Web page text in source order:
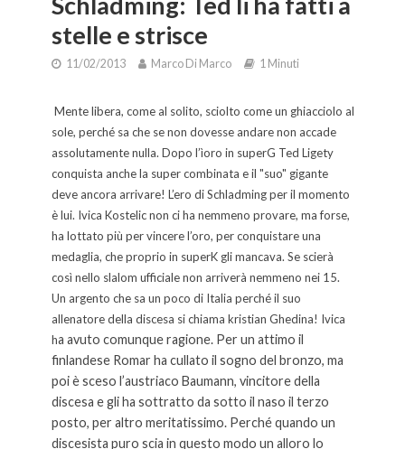
stelle e strisce
11/02/2013 Marco Di Marco 1 Minuti
Mente libera, come al solito, sciolto come un ghiacciolo al
sole, perché sa che se non dovesse andare non accade
assolutamente nulla. Dopo l’ìoro in superG Ted Ligety
conquista anche la super combinata e il "suo" gigante
deve ancora arrivare! L’ero di Schladming per il momento
è lui. Ivica Kostelic non ci ha nemmeno provare, ma forse,
ha lottato più per vincere l’oro, per conquistare una
medaglia, che proprio in superK gli mancava. Se scierà
così nello slalom ufficiale non arriverà nemmeno nei 15.
Un argento che sa un poco di Italia perché il suo
allenatore della discesa si chiama kristian Ghedina! Ivica
ha avuto comunque ragione. Per un attimo il
finlandese Romar ha cullato il sogno del bronzo, ma
poi è sceso l’austriaco Baumann, vincitore della
discesa e gli ha sottratto da sotto il naso il terzo
posto, per altro meritatissimo. Perché quando un
discesista puro scia in questo modo un alloro lo